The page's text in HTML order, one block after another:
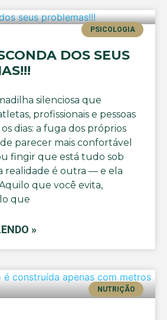
PSICOLOGIA
DOS SEUS
silenciosa que
profissionais e pessoas
dias: a fuga dos próprios
parecer mais confortável
fingir que está tudo sob
realidade é outra — e ela
que você evita,
que
»
NUTRIÇÃO